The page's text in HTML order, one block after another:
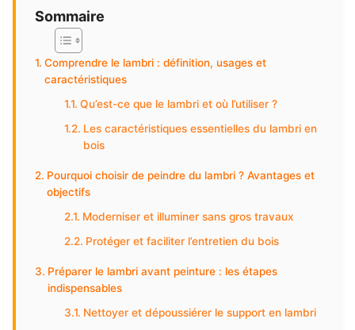
Sommaire
Comprendre le lambri : définition, usages et
caractéristiques
Qu’est-ce que le lambri et où l’utiliser ?
Les caractéristiques essentielles du lambri en
bois
Pourquoi choisir de peindre du lambri ? Avantages et
objectifs
Moderniser et illuminer sans gros travaux
Protéger et faciliter l’entretien du bois
Préparer le lambri avant peinture : les étapes
indispensables
Nettoyer et dépoussiérer le support en lambri